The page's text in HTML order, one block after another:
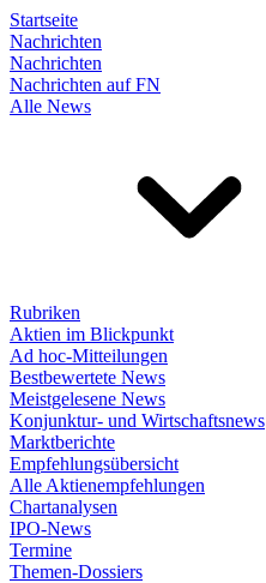
Startseite
Nachrichten
Nachrichten
Nachrichten auf FN
Alle News
Rubriken
Aktien im Blickpunkt
Ad hoc-Mitteilungen
Bestbewertete News
Meistgelesene News
Konjunktur- und Wirtschaftsnews
Marktberichte
Empfehlungsübersicht
Alle Aktienempfehlungen
Chartanalysen
IPO-News
Termine
Themen-Dossiers